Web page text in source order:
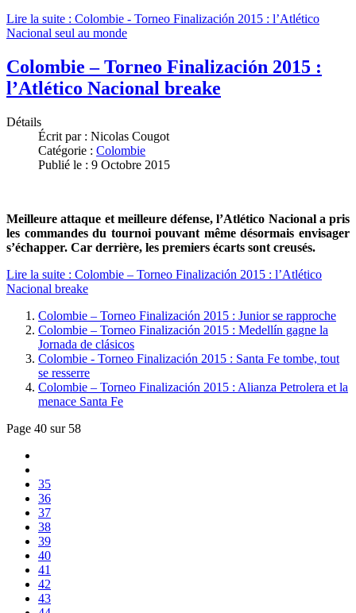
Lire la suite : Colombie - Torneo Finalización 2015 : l’Atlético
Nacional seul au monde
Colombie – Torneo Finalización 2015 :
l’Atlético Nacional breake
Détails
Écrit par : Nicolas Cougot
Catégorie : Colombie
Publié le : 9 Octobre 2015
Meilleure attaque et meilleure défense, l’Atlético Nacional a pris
les commandes du tournoi pouvant même désormais envisager
s’échapper. Car derrière, les premiers écarts sont creusés.
Lire la suite : Colombie – Torneo Finalización 2015 : l’Atlético
Nacional breake
Colombie – Torneo Finalización 2015 : Junior se rapproche
Colombie – Torneo Finalización 2015 : Medellín gagne la
Jornada de clásicos
Colombie - Torneo Finalización 2015 : Santa Fe tombe, tout
se resserre
Colombie – Torneo Finalización 2015 : Alianza Petrolera et la
menace Santa Fe
Page 40 sur 58
35
36
37
38
39
40
41
42
43